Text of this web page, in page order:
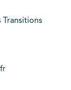
Transitions